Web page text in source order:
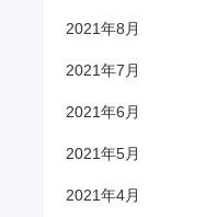
2021年8月
2021年7月
2021年6月
2021年5月
2021年4月